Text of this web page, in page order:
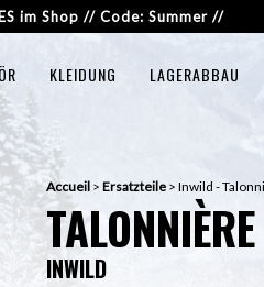
im Shop // Code: Summer //
KLEIDUNG LAGERABBAU
Accueil > Ersatzteile > Inwild -
INWILD